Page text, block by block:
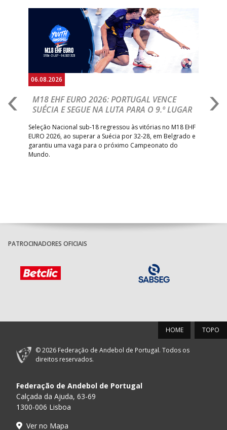
06.08.2026
M18 EHF EURO 2026: PORTUGAL VENCE
SUÉCIA E SEGUE NA LUTA PARA O 9.º LUGAR
Seleção Nacional sub-18 regressou às vitórias no M18 EHF
EURO 2026, ao superar a Suécia por 32-28, em Belgrado e
garantiu uma vaga para o próximo Campeonato do
Mundo.
PATROCINADORES OFICIAIS
TOPO
HOME
© 2026 Federação de Andebol de Portugal. Todos os
direitos reservados.
Federação de Andebol de Portugal
Calçada da Ajuda, 63-69
1300-006 Lisboa
Ver no Mapa